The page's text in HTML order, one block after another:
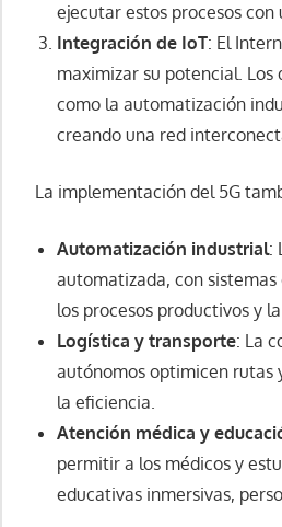
ejecutar estos procesos
Integración de IoT: El
maximizar su potencial.
como la automatización
creando una red
La implementación del 5G
Automatización industrial:
automatizada, con
los procesos productivos y
Logística y transporte: La
autónomos optimicen rutas
la eficiencia.
Atención médica y
permitir a los médicos y
educativas inmersivas,